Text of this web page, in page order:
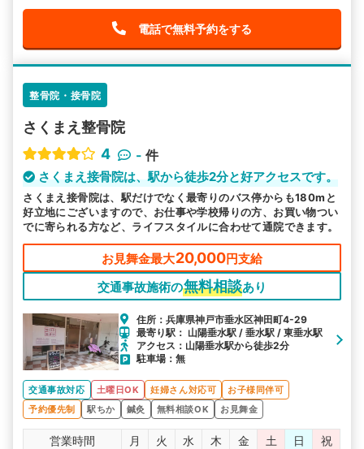
電話で無料予約をする
整骨院・接骨院
さくまえ整骨院
4
- 件
さくまえ接骨院は、駅から徒歩2分と好アクセスです。
さくまえ接骨院は、駅だけでなく最寄りのバス停からも180mと
好立地にございますので、お仕事や学校帰りの方、お買い物つい
でに寄られる方など、ライフスタイルに合わせて通院できます。
お見舞金最大20,000円支給
交通事故施術の無料相談あり
住所：兵庫県神戸市垂水区神田町4-29
最寄り駅： 山陽垂水駅 / 垂水駅 / 東垂水駅
アクセス：山陽垂水駅から徒歩2分
駐車場：無
交通事故対応 土曜日OK 妊婦さん対応可
お子様同伴可
予約優先制
駅ちか 鍼灸 無料相談OK お見舞金
営業時間 月 火 水 木 金 土 日
祝